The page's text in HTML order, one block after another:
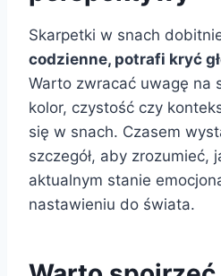
Skarpetki w snach
codzienne, potrafi kryć
Warto zwracać uwagę na
kolor, czystość czy
się w snach. Czasem
szczegół, aby zrozumieć,
aktualnym stanie
nastawieniu do świata.